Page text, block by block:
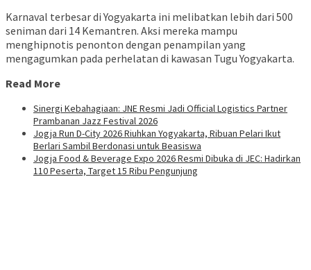
Karnaval terbesar di Yogyakarta ini melibatkan lebih dari 500
seniman dari 14 Kemantren. Aksi mereka mampu
menghipnotis penonton dengan penampilan yang
mengagumkan pada perhelatan di kawasan Tugu Yogyakarta.
Read More
Sinergi Kebahagiaan: JNE Resmi Jadi Official Logistics Partner
Prambanan Jazz Festival 2026
Jogja Run D-City 2026 Riuhkan Yogyakarta, Ribuan Pelari Ikut
Berlari Sambil Berdonasi untuk Beasiswa
Jogja Food & Beverage Expo 2026 Resmi Dibuka di JEC: Hadirkan
110 Peserta, Target 15 Ribu Pengunjung